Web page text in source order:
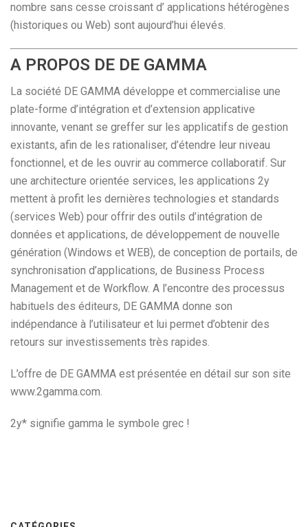
nombre sans cesse croissant d’ applications hétérogènes
(historiques ou Web) sont aujourd’hui élevés.
A PROPOS DE DE GAMMA
La société DE GAMMA développe et commercialise une
plate-forme d’intégration et d’extension applicative
innovante, venant se greffer sur les applicatifs de gestion
existants, afin de les rationaliser, d’étendre leur niveau
fonctionnel, et de les ouvrir au commerce collaboratif. Sur
une architecture orientée services, les applications 2y
mettent à profit les dernières technologies et standards
(services Web) pour offrir des outils d’intégration de
données et applications, de développement de nouvelle
génération (Windows et WEB), de conception de portails, de
synchronisation d’applications, de Business Process
Management et de Workflow. A l’encontre des processus
habituels des éditeurs, DE GAMMA donne son
indépendance à l’utilisateur et lui permet d’obtenir des
retours sur investissements très rapides.
L’offre de DE GAMMA est présentée en détail sur son site
www.2gamma.com.
2y* signifie gamma le symbole grec !